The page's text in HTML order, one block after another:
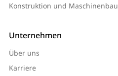
Konstruktion und Maschinenbau
Unternehmen
Über uns
Karriere